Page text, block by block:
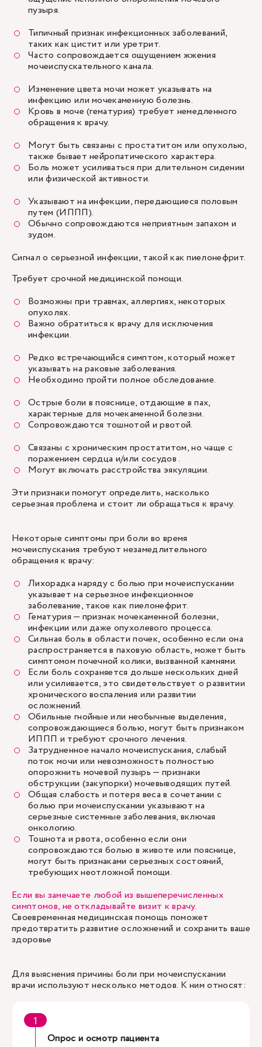
пузыря.
Типичный признак инфекционных заболеваний,
таких как цистит или уретрит.
Часто сопровождается ощущением жжения
мочеиспускательного канала.
Изменение цвета мочи может указывать на
инфекцию или мочекаменную болезнь.
Кровь в моче (гематурия) требует немедленного
обращения к врачу.
Могут быть связаны с простатитом или опухолью,
также бывает нейропатического характера.
Боль может усиливаться при длительном сидении
или физической активности.
Указывают на инфекции, передающиеся половым
путем (ИППП).
Обычно сопровождаются неприятным запахом и
зудом.
Сигнал о серьезной инфекции, такой как пиелонефрит.
Требует срочной медицинской помощи.
Возможны при травмах, аллергиях, некоторых
опухолях.
Важно обратиться к врачу для исключения
инфекции.
Редко встречающийся симптом, который может
указывать на раковые заболевания.
Необходимо пройти полное обследование.
Острые боли в пояснице, отдающие в пах,
характерные для мочекаменной болезни.
Сопровождаются тошнотой и рвотой.
Связаны с хроническим простатитом, но чаще с
поражением сердца и/или сосудов .
Могут включать расстройства эякуляции.
Эти признаки помогут определить, насколько
серьезная проблема и стоит ли обращаться к врачу.
Некоторые симптомы при боли во время
мочеиспускания требуют незамедлительного
обращения к врачу:
Лихорадка наряду с болью при мочеиспускании
указывает на серьезное инфекционное
заболевание, такое как пиелонефрит.
Гематурия — признак мочекаменной болезни,
инфекции или даже опухолевого процесса.
Сильная боль в области почек, особенно если она
распространяется в паховую область, может быть
симптомом почечной колики, вызванной камнями.
Если боль сохраняется дольше нескольких дней
или усиливается, это свидетельствует о развитии
хронического воспаления или развитии
осложнений.
Обильные гнойные или необычные выделения,
сопровождающиеся болью, могут быть признаком
ИППП и требуют срочного лечения.
Затрудненное начало мочеиспускания, слабый
поток мочи или невозможность полностью
опорожнить мочевой пузырь — признаки
обструкции (закупорки) мочевыводящих путей.
Общая слабость и потеря веса в сочетании с
болью при мочеиспускании указывают на
серьезные системные заболевания, включая
онкологию.
Тошнота и рвота, особенно если они
сопровождаются болью в животе или пояснице,
могут быть признаками серьезных состояний,
требующих неотложной помощи.
Если вы замечаете любой из вышеперечисленных
симптомов, не откладывайте визит к врачу.
Своевременная медицинская помощь поможет
предотвратить развитие осложнений и сохранить ваше
здоровье
Для выяснения причины боли при мочеиспускании
врачи используют несколько методов. К ним относят:
Опрос и осмотр пациента